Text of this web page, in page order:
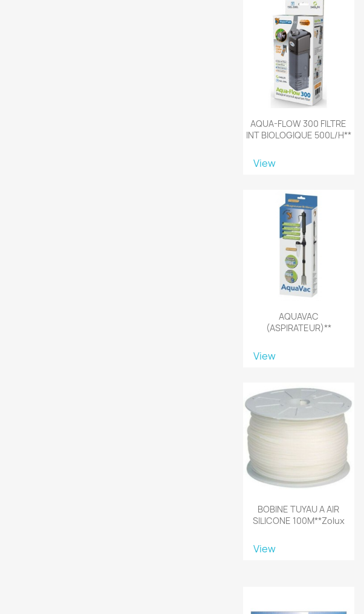
AQUA-FLOW 300 FILTRE
INT BIOLOGIQUE 500L/H**
View
AQUAVAC
(ASPIRATEUR)**
View
BOBINE TUYAU A AIR
SILICONE 100M**Zolux
View